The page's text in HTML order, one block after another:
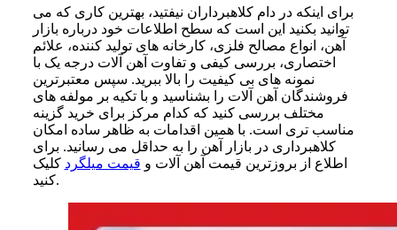
برای اینکه در دام کلاهبرداران نیفتید، بهترین کاری که می
توانید بکنید این است که سطح اطلاعات خود درباره بازار
آهن، انواع مصالح فلزی، کارخانه های تولید کننده، علائم
اختصاری، بررسی کیفی و تفاوت آهن آلات درجه یک با
نمونه های بی کیفیت را بالا ببرید. سپس معتبرترین
فروشندگان آهن آلات را بشناسید و با تکیه بر مولفه های
مختلف بررسی کنید که کدام مرکز برای خرید گزینه
مناسب تری است. با همین اقدامات به ظاهر ساده امکان
کلاهبرداری در بازار آهن را به حداقل می رسانید. برای
اطلاع از بروزترین قیمت آهن آلات و قیمت میلگرد کلیک
کنید.